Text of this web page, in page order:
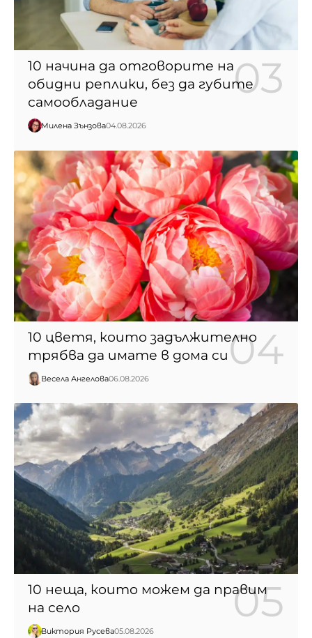
10 начина да отговорите на
обидни реплики, без да губите
самообладание
Милена Зънзова04.08.2026
10 цветя, които задължително
трябва да имате в дома си
Весела Ангелова06.08.2026
10 неща, които можем да правим
на село
Виктория Русева05.08.2026